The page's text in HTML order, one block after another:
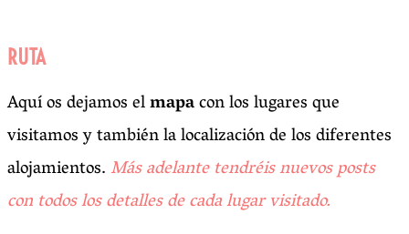
RUTA
Aquí os dejamos elmapacon los lugares que
visitamos y también la localización de los diferentes
alojamientos.Más adelante tendréis nuevos posts
con todos los detalles de cada lugar visitado.